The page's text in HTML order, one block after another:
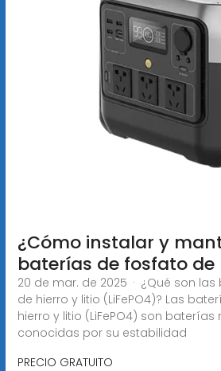
¿Cómo instalar y
baterías de fosfato de
20 de mar. de 2025 · ¿Qué son
de hierro y litio (LiFePO4)? Las
hierro y litio (LiFePO4) son
conocidas por su estabilidad
PRECIO GRATUITO